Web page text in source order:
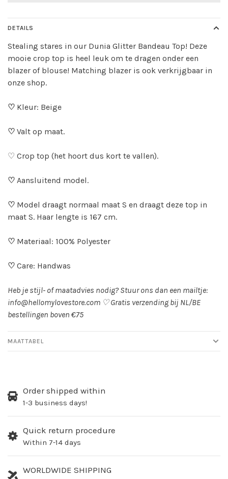
DETAILS
Stealing stares in our Dunia Glitter Bandeau Top! Deze
mooie crop top is heel leuk om te dragen onder een
blazer of blouse! Matching blazer is ook verkrijgbaar in
onze shop.
♡ Kleur: Beige
♡ Valt op maat.
♡ Crop top (het hoort dus kort te vallen).
♡ Aansluitend model.
♡ Model draagt normaal maat S en draagt deze top in
maat S. Haar lengte is 167 cm.
♡ Materiaal: 100% Polyester
♡ Care: Handwas
Heb je stijl- of maatadvies nodig? Stuur ons dan een mailtje:
info@hellomylovestore.com ♡Gratis verzending bij NL/BE
bestellingen boven €75
MAATTABEL
Order shipped within
1-3 business days!
Quick return procedure
Within 7-14 days
WORLDWIDE SHIPPING